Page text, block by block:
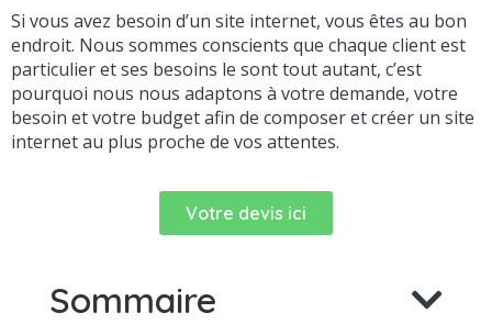
Si vous avez besoin d’un site internet, vous êtes au bon
endroit. Nous sommes conscients que chaque client est
particulier et ses besoins le sont tout autant, c’est
pourquoi nous nous adaptons à votre demande, votre
besoin et votre budget afin de composer et créer un site
internet au plus proche de vos attentes.
Votre devis ici
Sommaire